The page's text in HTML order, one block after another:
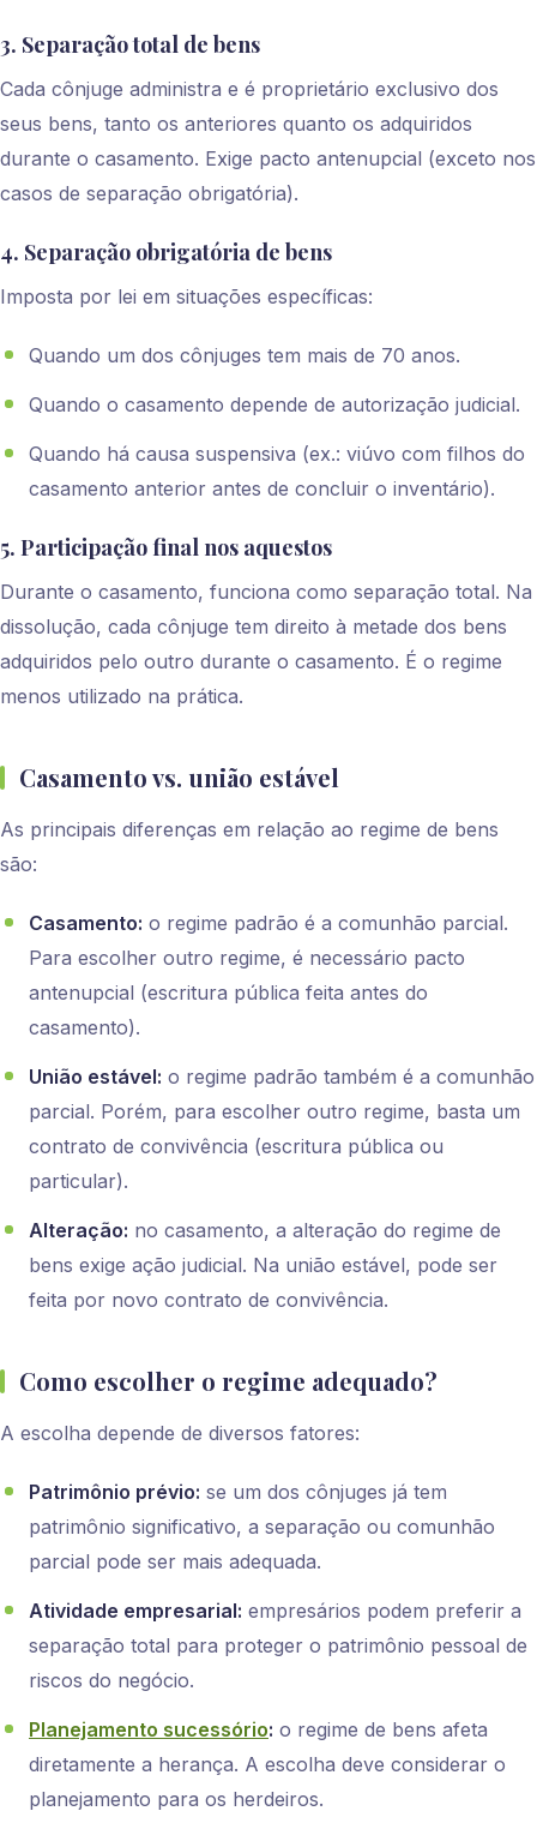
3. Separação total de bens
Cada cônjuge administra e é proprietário exclusivo dos
seus bens, tanto os anteriores quanto os adquiridos
durante o casamento. Exige pacto antenupcial (exceto nos
casos de separação obrigatória).
4. Separação obrigatória de bens
Imposta por lei em situações específicas:
Quando um dos cônjuges tem mais de 70 anos.
Quando o casamento depende de autorização judicial.
Quando há causa suspensiva (ex.: viúvo com filhos do
casamento anterior antes de concluir o inventário).
5. Participação final nos aquestos
Durante o casamento, funciona como separação total. Na
dissolução, cada cônjuge tem direito à metade dos bens
adquiridos pelo outro durante o casamento. É o regime
menos utilizado na prática.
Casamento vs. união estável
As principais diferenças em relação ao regime de bens
são:
Casamento: o regime padrão é a comunhão parcial.
Para escolher outro regime, é necessário pacto
antenupcial (escritura pública feita antes do
casamento).
União estável: o regime padrão também é a comunhão
parcial. Porém, para escolher outro regime, basta um
contrato de convivência (escritura pública ou
particular).
Alteração: no casamento, a alteração do regime de
bens exige ação judicial. Na união estável, pode ser
feita por novo contrato de convivência.
Como escolher o regime adequado?
A escolha depende de diversos fatores:
Patrimônio prévio: se um dos cônjuges já tem
patrimônio significativo, a separação ou comunhão
parcial pode ser mais adequada.
Atividade empresarial: empresários podem preferir a
separação total para proteger o patrimônio pessoal de
riscos do negócio.
Planejamento sucessório: o regime de bens afeta
diretamente a herança. A escolha deve considerar o
planejamento para os herdeiros.